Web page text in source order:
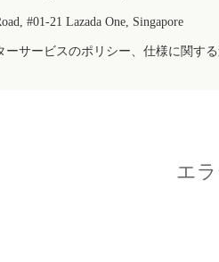
#01-21 Lazada One, Singapore
ーサービスのポリシー、仕様に関す
エ